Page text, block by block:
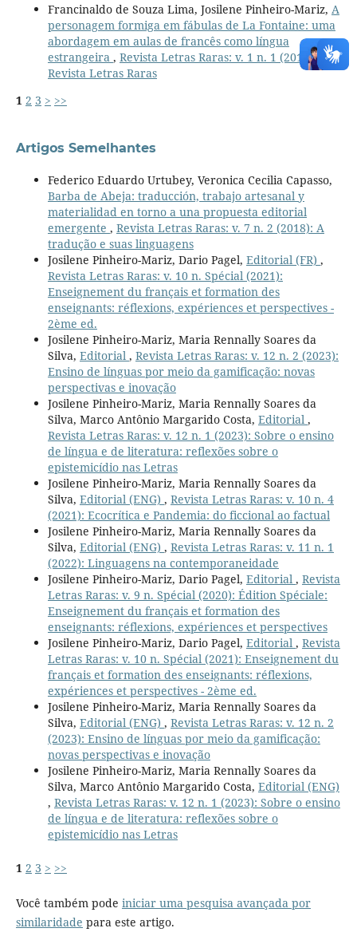
Francinaldo de Souza Lima, Josilene Pinheiro-Mariz, A
personagem formiga em fábulas de La Fontaine: uma
abordagem em aulas de francês como língua
estrangeira , Revista Letras Raras: v. 1 n. 1 (2012):
Revista Letras Raras
1 2 3 > >>
Artigos Semelhantes
Federico Eduardo Urtubey, Veronica Cecilia Capasso,
Barba de Abeja: traducción, trabajo artesanal y
materialidad en torno a una propuesta editorial
emergente , Revista Letras Raras: v. 7 n. 2 (2018): A
tradução e suas linguagens
Josilene Pinheiro-Mariz, Dario Pagel, Editorial (FR) ,
Revista Letras Raras: v. 10 n. Spécial (2021):
Enseignement du français et formation des
enseignants: réflexions, expériences et perspectives -
2ème ed.
Josilene Pinheiro-Mariz, Maria Rennally Soares da
Silva, Editorial , Revista Letras Raras: v. 12 n. 2 (2023):
Ensino de línguas por meio da gamificação: novas
perspectivas e inovação
Josilene Pinheiro-Mariz, Maria Rennally Soares da
Silva, Marco Antônio Margarido Costa, Editorial ,
Revista Letras Raras: v. 12 n. 1 (2023): Sobre o ensino
de língua e de literatura: reflexões sobre o
epistemicídio nas Letras
Josilene Pinheiro-Mariz, Maria Rennally Soares da
Silva, Editorial (ENG) , Revista Letras Raras: v. 10 n. 4
(2021): Ecocrítica e Pandemia: do ficcional ao factual
Josilene Pinheiro-Mariz, Maria Rennally Soares da
Silva, Editorial (ENG) , Revista Letras Raras: v. 11 n. 1
(2022): Linguagens na contemporaneidade
Josilene Pinheiro-Mariz, Dario Pagel, Editorial , Revista
Letras Raras: v. 9 n. Spécial (2020): Édition Spéciale:
Enseignement du français et formation des
enseignants: réflexions, expériences et perspectives
Josilene Pinheiro-Mariz, Dario Pagel, Editorial , Revista
Letras Raras: v. 10 n. Spécial (2021): Enseignement du
français et formation des enseignants: réflexions,
expériences et perspectives - 2ème ed.
Josilene Pinheiro-Mariz, Maria Rennally Soares da
Silva, Editorial (ENG) , Revista Letras Raras: v. 12 n. 2
(2023): Ensino de línguas por meio da gamificação:
novas perspectivas e inovação
Josilene Pinheiro-Mariz, Maria Rennally Soares da
Silva, Marco Antônio Margarido Costa, Editorial (ENG)
, Revista Letras Raras: v. 12 n. 1 (2023): Sobre o ensino
de língua e de literatura: reflexões sobre o
epistemicídio nas Letras
1 2 3 > >>
Você também pode iniciar uma pesquisa avançada por
similaridade para este artigo.